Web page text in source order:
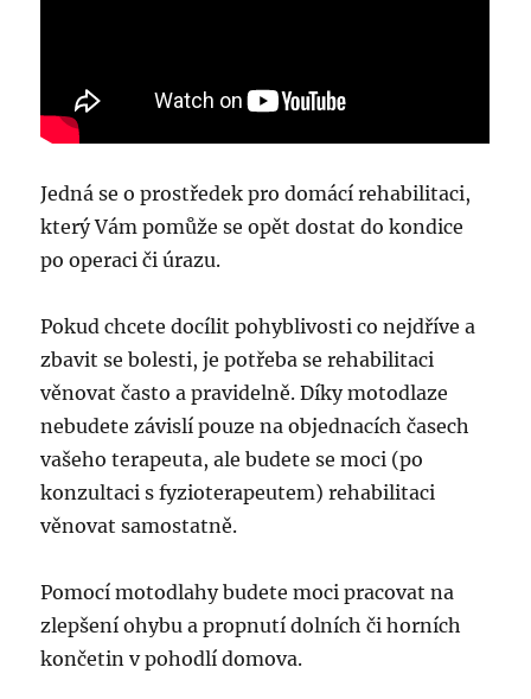
Jedná se o prostředek pro domácí rehabilitaci,
který Vám pomůže se opět dostat do kondice
po operaci či úrazu.
Pokud chcete docílit pohyblivosti co nejdříve a
zbavit se bolesti, je potřeba se rehabilitaci
věnovat často a pravidelně. Díky motodlaze
nebudete závislí pouze na objednacích časech
vašeho terapeuta, ale budete se moci (po
konzultaci s fyzioterapeutem) rehabilitaci
věnovat samostatně.
Pomocí motodlahy budete moci pracovat na
zlepšení ohybu a propnutí dolních či horních
končetin v pohodlí domova.